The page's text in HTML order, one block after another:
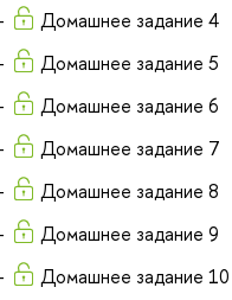
Домашнее задание 4
Домашнее задание 5
Домашнее задание 6
Домашнее задание 7
Домашнее задание 8
Домашнее задание 9
Домашнее задание 10